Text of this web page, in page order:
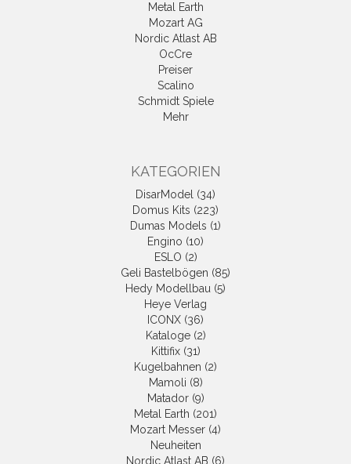
Metal Earth
Mozart AG
Nordic Atlast AB
OcCre
Preiser
Scalino
Schmidt Spiele
Mehr
KATEGORIEN
DisarModel (34)
Domus Kits (223)
Dumas Models (1)
Engino (10)
ESLO (2)
Geli Bastelbögen (85)
Hedy Modellbau (5)
Heye Verlag
ICONX (36)
Kataloge (2)
Kittifix (31)
Kugelbahnen (2)
Mamoli (8)
Matador (9)
Metal Earth (201)
Mozart Messer (4)
Neuheiten
Nordic Atlast AB (6)